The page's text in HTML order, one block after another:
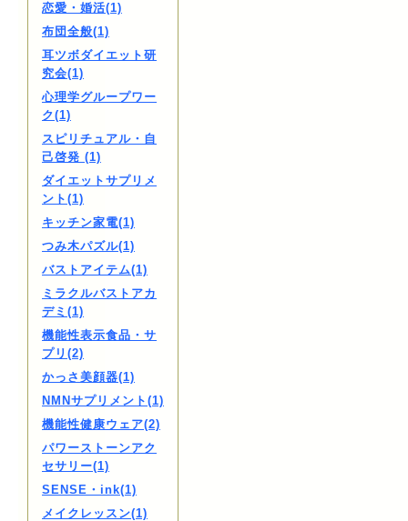
恋愛・婚活(1)
布団全般(1)
耳ツボダイエット研
究会(1)
心理学グループワー
ク(1)
スピリチュアル・自
己啓発 (1)
ダイエットサプリメ
ント(1)
キッチン家電(1)
つみ木パズル(1)
バストアイテム(1)
ミラクルバストアカ
デミ(1)
機能性表示食品・サ
プリ(2)
かっさ美顔器(1)
NMNサプリメント(1)
機能性健康ウェア(2)
パワーストーンアク
セサリー(1)
SENSE・ink(1)
メイクレッスン(1)